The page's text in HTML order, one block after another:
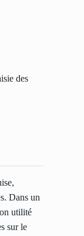
des
Dans un
utilité
sur le